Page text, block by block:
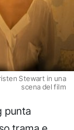
Stewart in una
scena del film
punta